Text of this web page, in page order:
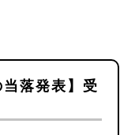
当落発表】受